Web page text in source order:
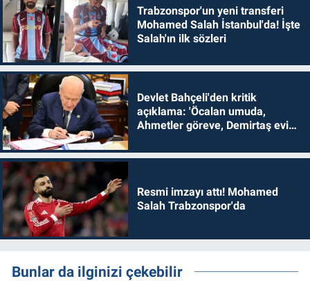
Trabzonspor'un yeni transferi
Mohamed Salah İstanbul'da! İşte
Salah'ın ilk sözleri
Devlet Bahçeli'den kritik
açıklama: 'Öcalan umuda,
Ahmetler göreve, Demirtaş evine
Resmi imzayı attı! Mohamed
Salah Trabzonspor'da
Bunlar da ilginizi çekebilir